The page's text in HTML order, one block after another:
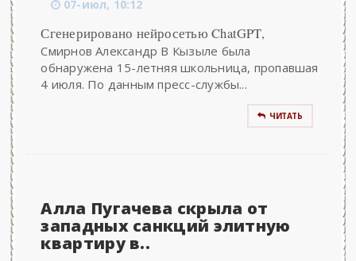
07-июл, 10:12
Сгенерировано нейросетью ChatGPT,
Смирнов Александр В Кызыле была
обнаружена 15-летняя школьница, пропавшая
4 июля. По данным пресс-службы...
ЧИТАТЬ
Алла Пугачева скрыла от
западных санкций элитную
квартиру в..